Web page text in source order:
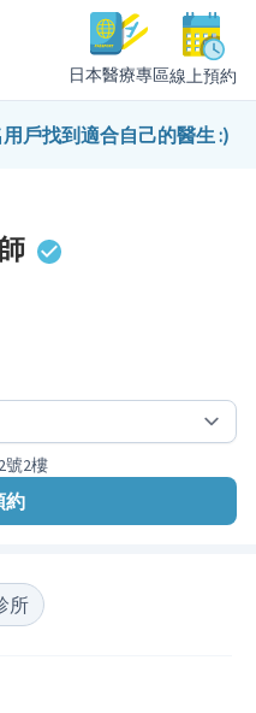
日本醫療專區線上預約
戶找到適合自己的醫生 :)
號2樓
約
所